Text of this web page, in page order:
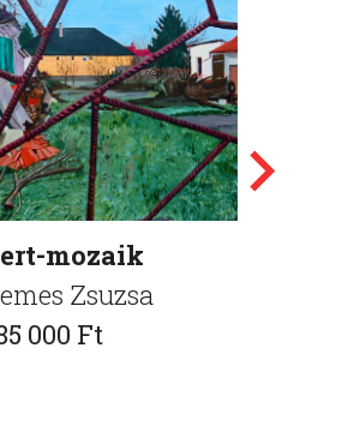
mozaik
Zsuzsa
000 Ft